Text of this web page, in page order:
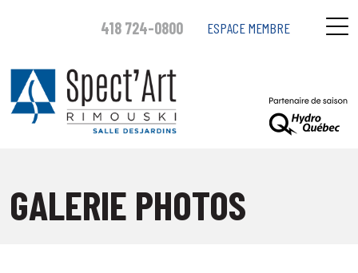
418 724-0800 ESPACE MEMBRE
GALERIE PHOTOS